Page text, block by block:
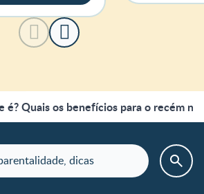
é? Quais os benefícios para o recém